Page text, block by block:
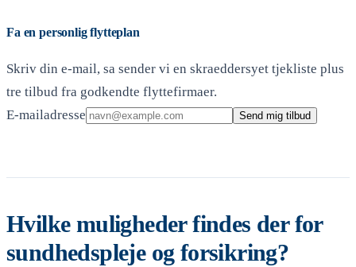
Fa en personlig flytteplan
Skriv din e-mail, sa sender vi en skraeddersyet tjekliste plus
tre tilbud fra godkendte flyttefirmaer.
E-mailadresse
Send mig tilbud
Hvilke muligheder findes der for
sundhedspleje og forsikring?